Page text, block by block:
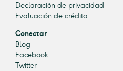
Declaración de privacidad
Evaluación de crédito
Conectar
Blog
Facebook
Twitter